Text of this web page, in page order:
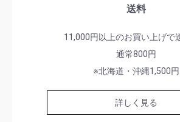
送料
11,000円以上のお買い上げで
通常800円
※北海道・沖縄1,500円
詳しく見る